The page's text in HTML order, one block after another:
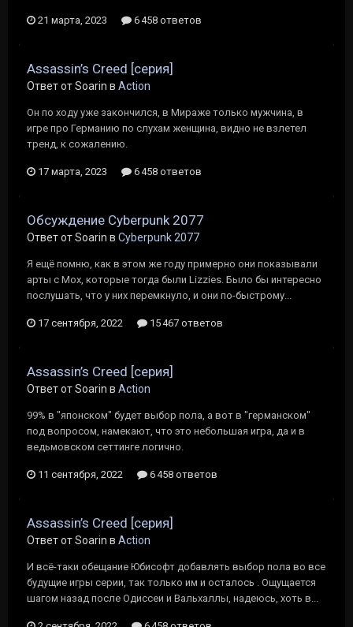
21 марта, 2023 6 458 ответов
Assassin’s Creed [серия]
Ответ от Soarin в Action
Он по ходу уже закончился, в Мираже только мужчина, в
игре про Германию по слухам женщина, видно не взлетел
тренд, к сожалению.
17 марта, 2023 6 458 ответов
Обсуждение Cyberpunk 2077
Ответ от Soarin в Cyberpunk 2077
Я ещё помню, как в этом же году примерно они показывали
арты с Mox, которые тогда были Lizzies. Было бы интересно
послушать, что у них перемкнуло, и они по-быстрому...
17 сентября, 2022 15 467 ответов
Assassin’s Creed [серия]
Ответ от Soarin в Action
99% в "японском" будет выбор пола, а вот в "германском"
под вопросом, намекают, что это небольшая игра, да и в
ведьмовском сеттинге логично.
11 сентября, 2022 6 458 ответов
Assassin’s Creed [серия]
Ответ от Soarin в Action
И всё-таки обещание Юбисофт добавлять выбор пола во все
будущие игры серии, так только им и осталось . Ощущается
шагом назад после Одиссеи и Вальхаллы, надеюсь, хоть в...